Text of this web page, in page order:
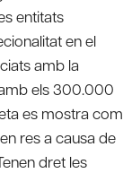
entitats
en el
amb la
els 300.000
es mostra com
res a causa de
dret les